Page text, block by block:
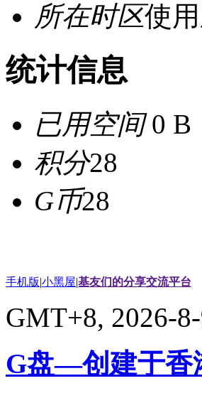
所在时区使
统计信息
已用空间0 B
积分28
G币28
手机版|小黑屋|基友们的分享交流平台
GMT+8, 2026-
G盘—创建于香